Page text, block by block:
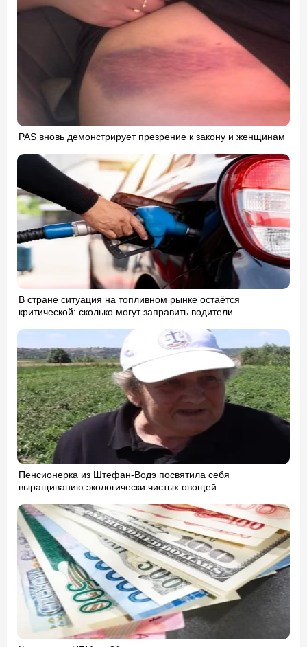
PAS вновь демонстрирует презрение к закону и женщинам
В стране ситуация на топливном рынке остаётся
критической: сколько могут заправить водители
Пенсионерка из Штефан-Водэ посвятила себя
выращиванию экологически чистых овощей